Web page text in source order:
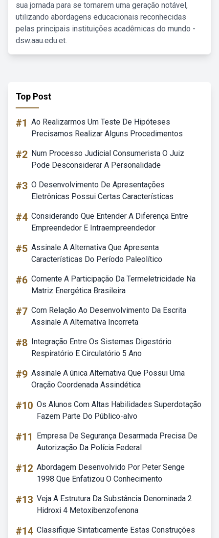
sua jornada para se tornarem uma geração notável,
utilizando abordagens educacionais reconhecidas
pelas principais instituições acadêmicas do mundo -
dsw.aau.edu.et.
Top Post
#1 Ao Realizarmos Um Teste De Hipóteses
Precisamos Realizar Alguns Procedimentos
#2 Num Processo Judicial Consumerista O Juiz
Pode Desconsiderar A Personalidade
#3 O Desenvolvimento De Apresentações
Eletrônicas Possui Certas Características
#4 Considerando Que Entender A Diferença Entre
Empreendedor E Intraempreendedor
#5 Assinale A Alternativa Que Apresenta
Características Do Período Paleolítico
#6 Comente A Participação Da Termeletricidade Na
Matriz Energética Brasileira
#7 Com Relação Ao Desenvolvimento Da Escrita
Assinale A Alternativa Incorreta
#8 Integração Entre Os Sistemas Digestório
Respiratório E Circulatório 5 Ano
#9 Assinale A única Alternativa Que Possui Uma
Oração Coordenada Assindética
#10 Os Alunos Com Altas Habilidades Superdotação
Fazem Parte Do Público-alvo
#11
Empresa De Segurança Desarmada Precisa De
Autorização Da Polícia Federal
#12 Abordagem Desenvolvido Por Peter Senge
1998 Que Enfatizou O Conhecimento
#13 Veja A Estrutura Da Substância Denominada 2
Hidroxi 4 Metoxibenzofenona
#14 Classifique Sintaticamente Estas Construções